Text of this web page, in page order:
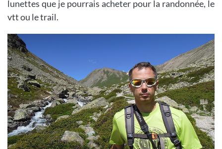
lunettes que je pourrais acheter pour la randonnée, le
vtt ou le trail.